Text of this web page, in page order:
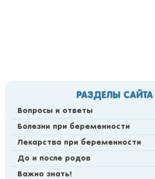
РАЗДЕЛЫ САЙТА
Вопросы и ответы
Болезни при беременности
Лекарства при беременности
До и после родов
Важно знать!